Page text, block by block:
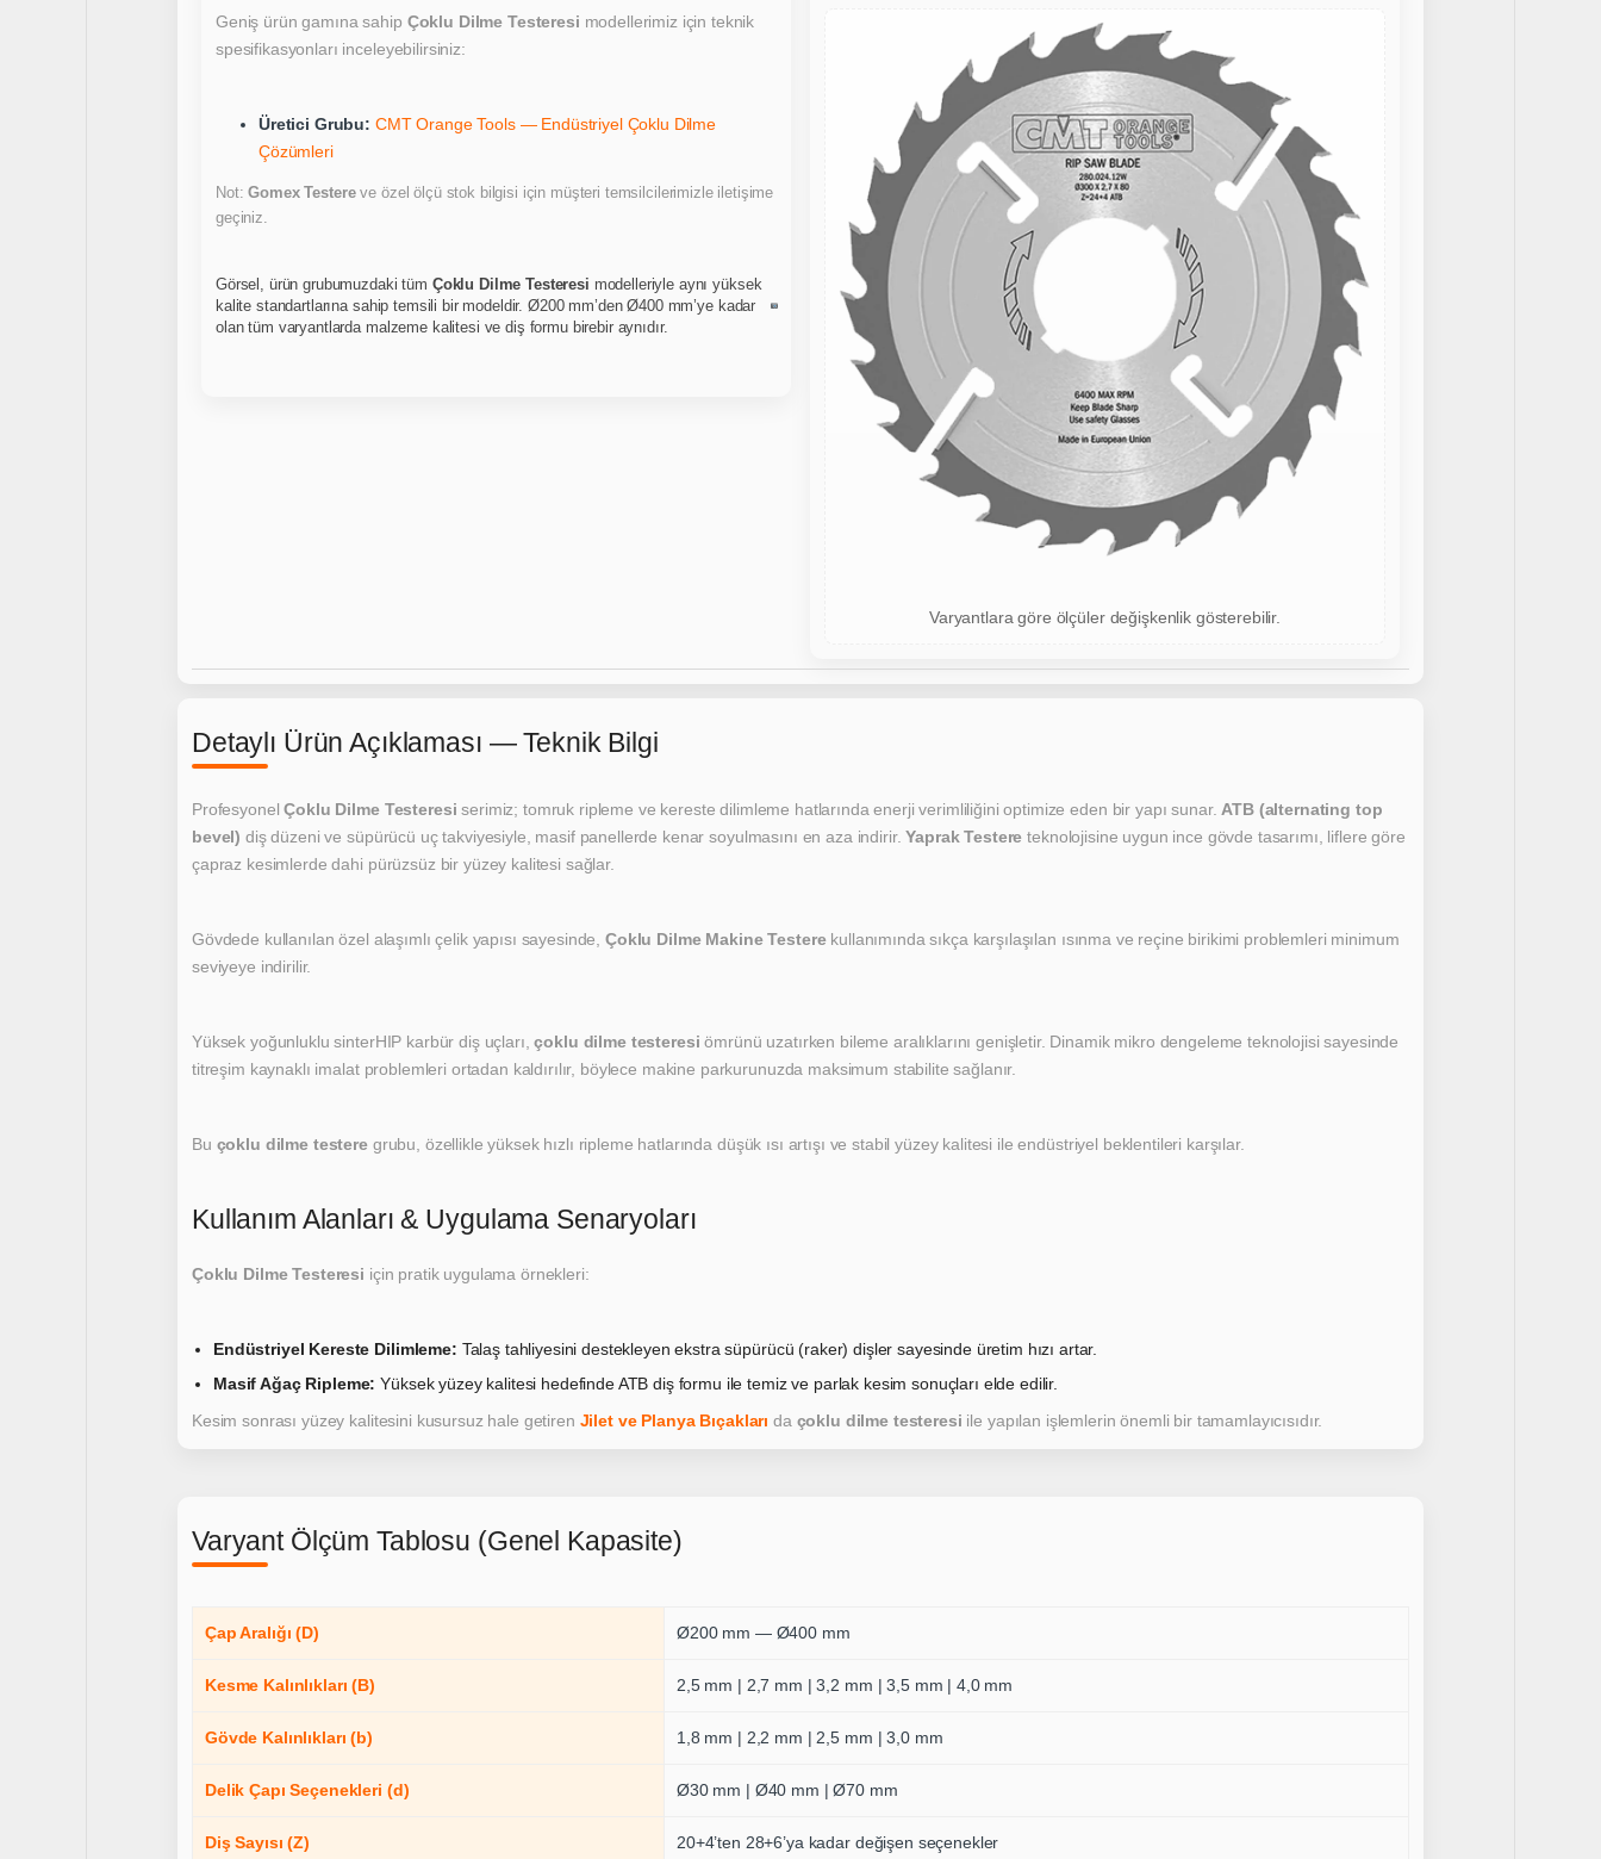
Geniş ürün gamına sahip Çoklu Dilme Testeresi modellerimiz için teknik
spesifikasyonları inceleyebilirsiniz:
Üretici Grubu: CMT Orange Tools — Endüstriyel Çoklu Dilme
Çözümleri
Not:Gomex Testereve özel ölçü stok bilgisi için müşteri temsilcilerimizle iletişime
geçiniz.
Görsel, ürün grubumuzdaki tüm Çoklu Dilme Testeresi modelleriyle aynı yüksek
kalite standartlarına sahip temsili bir modeldir. Ø200 mm’den Ø400 mm’ye kadar
olan tüm varyantlarda malzeme kalitesi ve diş formu birebir aynıdır.
Varyantlara göre ölçüler değişkenlik gösterebilir.
Detaylı Ürün Açıklaması — Teknik Bilgi
ProfesyonelÇoklu Dilme Testeresi serimiz; tomruk ripleme ve kereste dilimleme hatlarında enerji verimliliğini optimize eden bir yapı sunar. ATB (alternating top
bevel) diş düzeni ve süpürücü uç takviyesiyle, masif panellerde kenar soyulmasını en aza indirir.Yaprak Testere teknolojisine uygun ince gövde tasarımı, liflere göre
çapraz kesimlerde dahi pürüzsüz bir yüzey kalitesi sağlar.
Gövdede kullanılan özel alaşımlı çelik yapısı sayesinde,Çoklu Dilme Makine Testerekullanımında sıkça karşılaşılan ısınma ve reçine birikimi problemleri minimum
seviyeye indirilir.
Yüksek yoğunluklu sinterHIP karbür diş uçları,çoklu dilme testeresi ömrünü uzatırken bileme aralıklarını genişletir. Dinamik mikro dengeleme teknolojisi sayesinde
titreşim kaynaklı imalat problemleri ortadan kaldırılır, böylece makine parkurunuzda maksimum stabilite sağlanır.
Bu çoklu dilme testeregrubu, özellikle yüksek hızlı ripleme hatlarında düşük ısı artışı ve stabil yüzey kalitesi ile endüstriyel beklentileri karşılar.
Kullanım Alanları & Uygulama Senaryoları
Çoklu Dilme Testeresi için pratik uygulama örnekleri:
Endüstriyel Kereste Dilimleme: Talaş tahliyesini destekleyen ekstra süpürücü (raker) dişler sayesinde üretim hızı artar.
Masif Ağaç Ripleme: Yüksek yüzey kalitesi hedefinde ATB diş formu ile temiz ve parlak kesim sonuçları elde edilir.
Kesim sonrası yüzey kalitesini kusursuz hale getiren Jilet ve Planya Bıçakları da çoklu dilme testeresi ile yapılan işlemlerin önemli bir tamamlayıcısıdır.
Varyant Ölçüm Tablosu (Genel Kapasite)
Çap Aralığı (D) Ø200 mm — Ø400 mm
Kesme Kalınlıkları (B) 2,5 mm | 2,7 mm | 3,2 mm | 3,5 mm | 4,0 mm
Gövde Kalınlıkları (b) 1,8 mm | 2,2 mm | 2,5 mm | 3,0 mm
Delik Çapı Seçenekleri (d) Ø30 mm | Ø40 mm | Ø70 mm
Diş Sayısı (Z) 20+4’ten 28+6’ya kadar değişen seçenekler